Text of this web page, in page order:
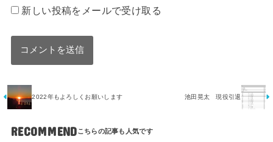
新しい投稿をメールで受け取る
2022年もよろしくお願いします 池田晃太 現役引退
RECOMMEND